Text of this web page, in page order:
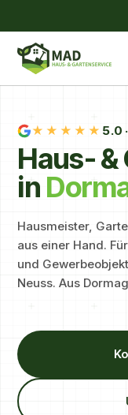
★★★★★ 5.0
Haus-
in
Hausmeister,
aus einer Hand.
und
Neuss. Aus